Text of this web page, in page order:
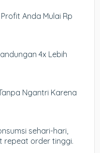
Anda Mulai Rp
4x Lebih
Ngantri Karena
sehari-hari,
repeat order tinggi.